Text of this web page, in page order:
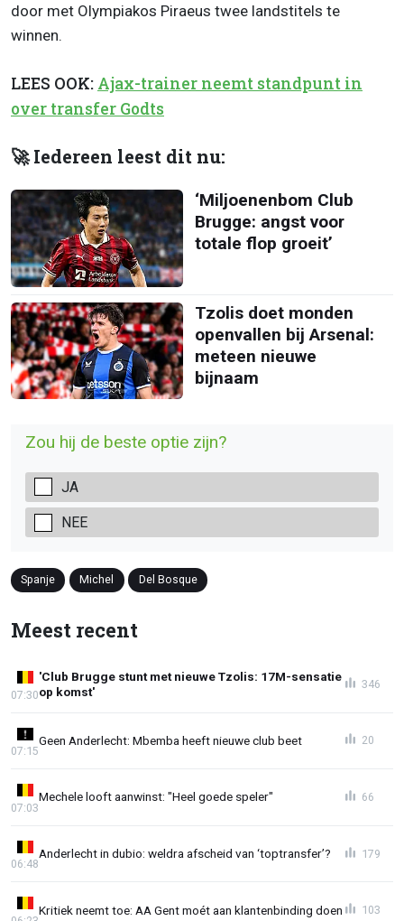
door met Olympiakos Piraeus twee landstitels te
winnen.
LEES OOK: Ajax-trainer neemt standpunt in
over transfer Godts
🚀 Iedereen leest dit nu:
‘Miljoenenbom Club
Brugge: angst voor
totale flop groeit’
Tzolis doet monden
openvallen bij Arsenal:
meteen nieuwe
bijnaam
Zou hij de beste optie zijn?
JA
NEE
Spanje Michel Del Bosque
Meest recent
'Club Brugge stunt met nieuwe Tzolis: 17M-sensatie
op komst'
07:30
346
Geen Anderlecht: Mbemba heeft nieuwe club beet
07:15
20
Mechele looft aanwinst: "Heel goede speler"
07:03
66
Anderlecht in dubio: weldra afscheid van ‘toptransfer’?
06:48
179
Kritiek neemt toe: AA Gent moét aan klantenbinding doen 103